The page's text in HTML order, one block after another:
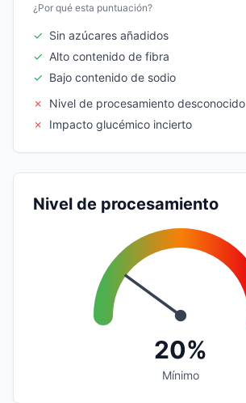
¿Por qué esta puntuación?
✓ Sin azúcares añadidos
✓ Alto contenido de fibra
✓ Bajo contenido de sodio
✗
Nivel de procesamiento desconocido
✗
Impacto glucémico incierto
Nivel de procesamiento
20%
Mínimo